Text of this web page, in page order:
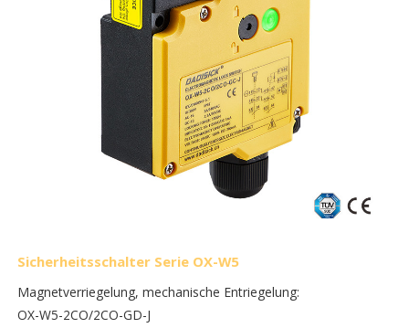
Sicherheitsschalter Serie OX-W5
Magnetverriegelung, mechanische Entriegelung:
OX-W5-2CO/2CO-GD-J